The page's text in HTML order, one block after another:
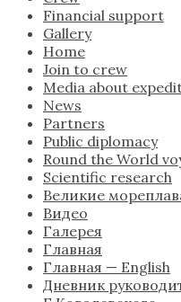
Financial support
Gallery
Home
Join to crew
Media about
News
Partners
Public diplomacy
Round the World
Scientific research
Великие
Видео
Галерея
Главная
Главная — English
Дневник